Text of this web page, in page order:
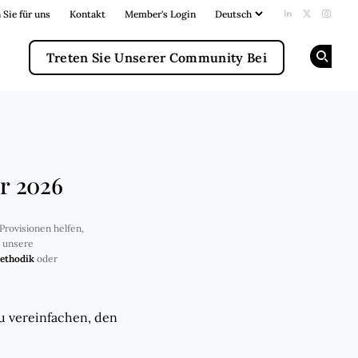
Sie für uns Kontakt Member's Login Add us on
Follow
Treten Sie Unserer Community Bei
2026
helfen,
oder
vereinfachen, den